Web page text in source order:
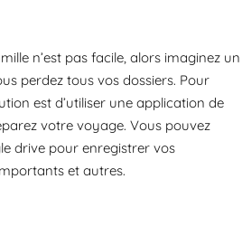
n’est pas facile, alors imaginez un
perdez tous vos dossiers. Pour
est d’utiliser une application de
votre voyage. Vous pouvez
drive pour enregistrer vos
et autres.